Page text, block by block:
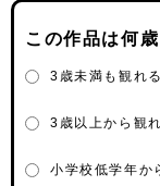
この作品は何
3歳未満も観れる
3歳以上から観
小学校低学年か